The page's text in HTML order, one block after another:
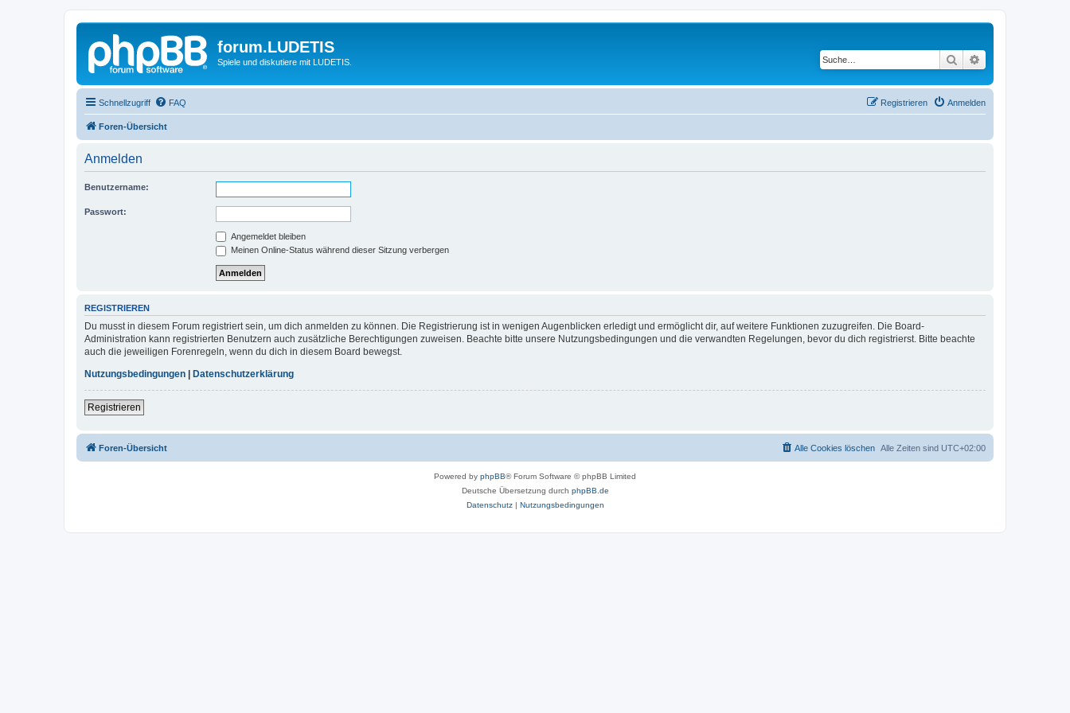
forum.LUDETIS
Spiele und diskutiere mit LUDETIS. Suche
Schnellzugriff FAQ Anmelden
Registrieren
Foren-Übersicht
Anmelden
Benutzername:
Passwort:
Angemeldet bleiben
Meinen Online-Status während dieser Sitzung verbergen
REGISTRIEREN
Du musst in diesem Forum registriert sein, um dich anmelden zu können. Die Registrierung ist in wenigen Augenblicken erledigt und ermöglicht dir, auf weitere Funktionen zuzugreifen. Die Board-
Administration kann registrierten Benutzern auch zusätzliche Berechtigungen zuweisen. Beachte bitte unsere Nutzungsbedingungen und die verwandten Regelungen, bevor du dich registrierst. Bitte beachte
auch die jeweiligen Forenregeln, wenn du dich in diesem Board bewegst.
Nutzungsbedingungen
Datenschutzerklärung
Registrieren
Foren-Übersicht Alle Zeiten sind UTC+02:00
Alle Cookies löschen
Powered by phpBB® Forum Software © phpBB Limited
Deutsche Übersetzung durch phpBB.de
Datenschutz| Nutzungsbedingungen